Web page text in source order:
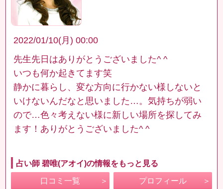
2022/01/10(月) 00:00
先生先日はありがとうございました^ ^
いつも何か起きてます笑
静かに暮らし、変な方向に行かない様しないと
いけないんだなと思いました…。気持ちが弱い
ので…色々考えない様に新しい場所を探してみ
ます！ありがとうございました^ ^
占い師 碧唯(アオイ)の情報をもっと見る
口コミ一覧 プロフィール